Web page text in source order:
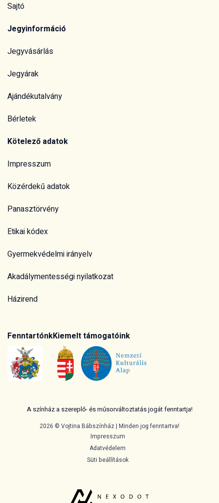
Sajtó
Jegyinformáció
Jegyvásárlás
Jegyárak
Ajándékutalvány
Bérletek
Kötelező adatok
Impresszum
Közérdekű adatok
Panasztörvény
Etikai kódex
Gyermekvédelmi irányelv
Akadálymentességi nyilatkozat
Házirend
FenntartónkKiemelt támogatóink
A színház a szereplő- és műsorváltoztatás jogát fenntartja!
2026 © Vojtina Bábszínház | Minden jog fenntartva!
Impresszum
Adatvédelem
Süti beállítások